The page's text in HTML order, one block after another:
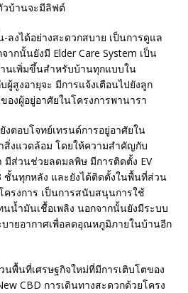
วบ้านจะมีลิฟต์
ลงได้อย่างสะดวกสบาย เป็นการดูแล
ากนั้นยังมี Elder Care System เป็น
นเพิ่มขึ้นสำหรับบ้านทุกแบบใน
ผู้สูงอายุจะ มีการแจ้งเตือนไปยังลูก
งผู้อยู่อาศัยในโครงการพานารา
งตอบโจทย์เทรนด์การอยู่อาศัยใน
สิ่งแวดล้อม โดยให้ความสำคัญกับ
มีส่วนช่วยลดมลพิษ มีการติดตั้ง EV
ชั้นทุกหลัง และยังได้ติดตั้งในพื้นที่ส่วน
รงการ เป็นการสนับสนุนการใช้
น้ำมันเชื้อเพลิง นอกจากนั้นยังมีระบบ
บายอากาศเพื่อลดอุณหภูมิภายในบ้านอีก
พื้นที่เศรษฐกิจใหม่ที่มีการเติบโตของ
CBD การเดินทางสะดวกด้วยโครง